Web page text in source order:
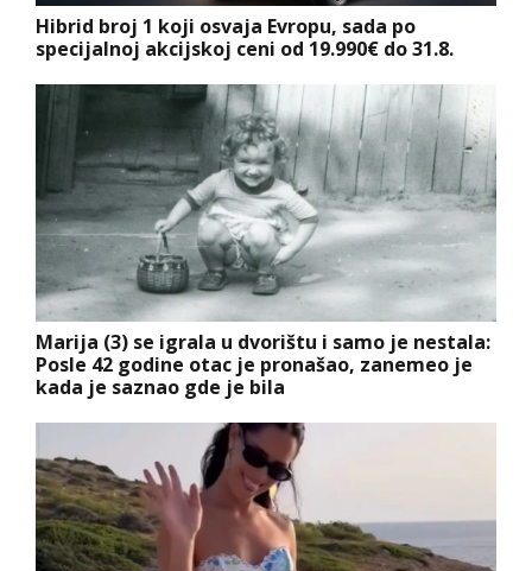
Hibrid broj 1 koji osvaja Evropu, sada po
specijalnoj akcijskoj ceni od 19.990€ do 31.8.
Marija (3) se igrala u dvorištu i samo je nestala:
Posle 42 godine otac je pronašao, zanemeo je
kada je saznao gde je bila